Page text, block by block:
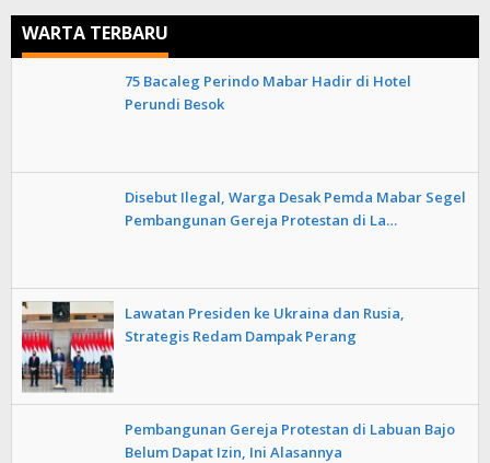
WARTA TERBARU
75 Bacaleg Perindo Mabar Hadir di Hotel
Perundi Besok
Disebut Ilegal, Warga Desak Pemda Mabar Segel
Pembangunan Gereja Protestan di La…
Lawatan Presiden ke Ukraina dan Rusia,
Strategis Redam Dampak Perang
Pembangunan Gereja Protestan di Labuan Bajo
Belum Dapat Izin, Ini Alasannya